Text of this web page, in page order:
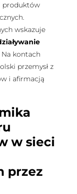
produktów
wskazuje
kontach
przemysł z
i afirmacją
w sieci
przez